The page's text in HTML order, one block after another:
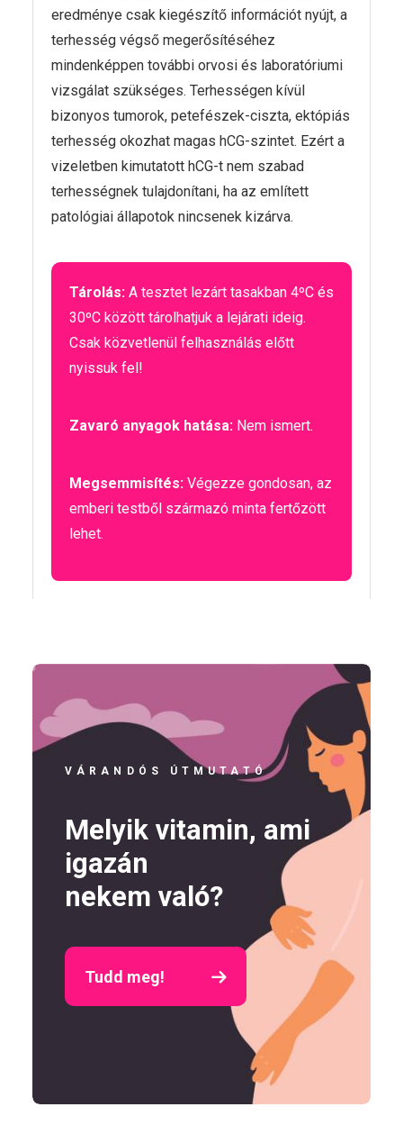
eredménye csak kiegészítő információt nyújt, a
terhesség végső megerősítéséhez
mindenképpen további orvosi és laboratóriumi
vizsgálat szükséges. Terhességen kívül
bizonyos tumorok, petefészek-ciszta, ektópiás
terhesség okozhat magas hCG-szintet. Ezért a
vizeletben kimutatott hCG-t nem szabad
terhességnek tulajdonítani, ha az említett
patológiai állapotok nincsenek kizárva.
Tárolás: A tesztet lezárt tasakban 4ºC és
30ºC között tárolhatjuk a lejárati ideig.
Csak közvetlenül felhasználás előtt
nyissuk fel!
Zavaró anyagok hatása: Nem ismert.
Megsemmisítés: Végezze gondosan, az
emberi testből származó minta fertőzött
lehet.
VÁRANDÓS ÚTMUTATÓ
Melyik vitamin, ami
igazán
nekem való?
Tudd meg!